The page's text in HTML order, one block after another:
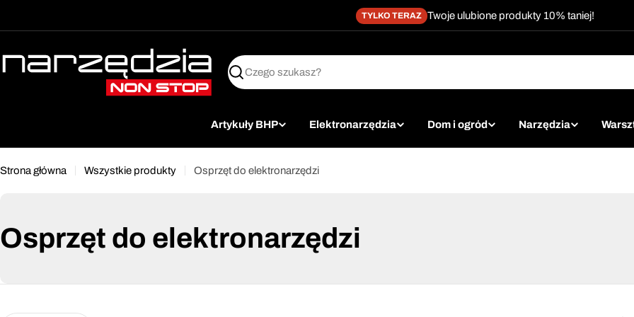
TYLKO TERAZ Twoje ulubione produkty 10% taniej!
Szukaj
Artykuły BHP Elektronarzędzia Dom i ogród Narzędzia
Strona główna Wszystkie produkty Osprzęt do elektronarzędzi
Osprzęt do elektronarzędzi